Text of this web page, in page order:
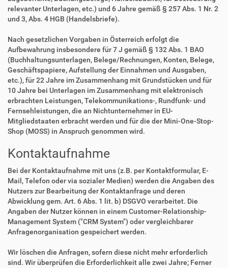
relevanter Unterlagen, etc.) und 6 Jahre gemäß § 257 Abs. 1 Nr. 2
und 3, Abs. 4 HGB (Handelsbriefe).
Nach gesetzlichen Vorgaben in Österreich erfolgt die
Aufbewahrung insbesondere für 7 J gemäß § 132 Abs. 1 BAO
(Buchhaltungsunterlagen, Belege/Rechnungen, Konten, Belege,
Geschäftspapiere, Aufstellung der Einnahmen und Ausgaben,
etc.), für 22 Jahre im Zusammenhang mit Grundstücken und für
10 Jahre bei Unterlagen im Zusammenhang mit elektronisch
erbrachten Leistungen, Telekommunikations-, Rundfunk- und
Fernsehleistungen, die an Nichtunternehmer in EU-
Mitgliedstaaten erbracht werden und für die der Mini-One-Stop-
Shop (MOSS) in Anspruch genommen wird.
Kontaktaufnahme
Bei der Kontaktaufnahme mit uns (z.B. per Kontaktformular, E-
Mail, Telefon oder via sozialer Medien) werden die Angaben des
Nutzers zur Bearbeitung der Kontaktanfrage und deren
Abwicklung gem. Art. 6 Abs. 1 lit. b) DSGVO verarbeitet. Die
Angaben der Nutzer können in einem Customer-Relationship-
Management System ("CRM System") oder vergleichbarer
Anfragenorganisation gespeichert werden.
Wir löschen die Anfragen, sofern diese nicht mehr erforderlich
sind. Wir überprüfen die Erforderlichkeit alle zwei Jahre; Ferner